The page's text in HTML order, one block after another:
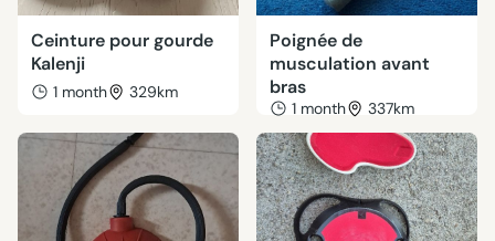
Ceinture pour gourde
Kalenji
1 month 329km
Poignée de
musculation avant
bras
1 month 337km